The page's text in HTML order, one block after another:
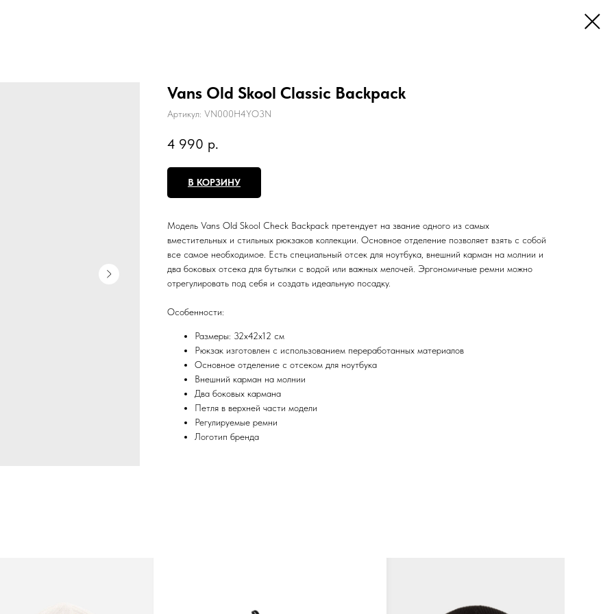
Vans Old Skool Classic Backpack
Артикул: VN000H4YO3N
4 990 р.
В КОРЗИНУ
Модель Vans Old Skool Check Backpack претендует на звание одного из самых
вместительных и стильных рюкзаков коллекции. Основное отделение позволяет взять с собой
все самое необходимое. Есть специальный отсек для ноутбука, внешний карман на молнии и
два боковых отсека для бутылки с водой или важных мелочей. Эргономичные ремни можно
отрегулировать под себя и создать идеальную посадку.
Особенности:
Размеры: 32x42x12 см
Рюкзак изготовлен с использованием переработанных материалов
Основное отделение с отсеком для ноутбука
Внешний карман на молнии
Два боковых кармана
Петля в верхней части модели
Регулируемые ремни
Логотип бренда